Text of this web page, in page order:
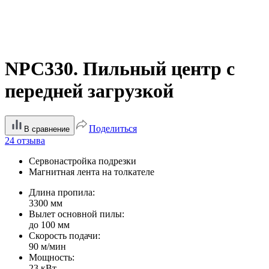
NPC330. Пильный центр с
передней загрузкой
В сравнение
Поделиться
24 отзыва
Сервонастройка подрезки
Магнитная лента на толкателе
Длина пропила:
3300 мм
Вылет основной пилы:
до 100 мм
Скорость подачи:
90 м/мин
Мощность: